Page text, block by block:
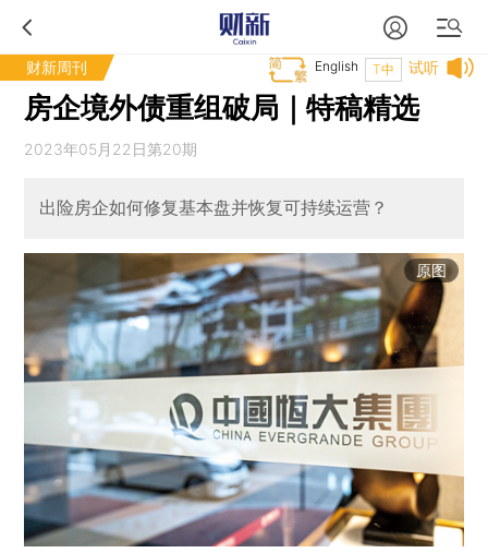
财新周刊 试听
T中
English
房企境外债重组破局｜特稿精选
2023年05月22日第20期
出险房企如何修复基本盘并恢复可持续运营？
原图